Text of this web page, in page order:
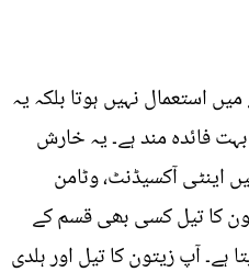
استعمال نہیں ہوتا بلکہ یہ
فائدہ مند ہے۔ یہ خارش
اینٹی آکسیڈنٹ، وٹامن
کا تیل کسی بھی قسم کے
آپ زیتون کا تیل اور ہلدی